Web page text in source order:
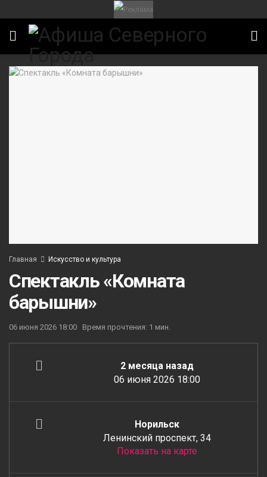
Главная Искусство и культура
Спектакль «Комната
барышни»
06 июня 2026 18:00 Время прочтения: 1 мин.
2 месяца назад
06 июня 2026 18:00
Норильск
Ленинский проспект, 34
Показать на карте